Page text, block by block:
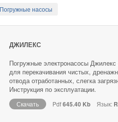
Погружные насосы
ДЖИЛЕКС
Погружные электронасосы
для перекачивания чистых,
отвода отработанных, слегка
Инструкция по эксплуатации.
Скачать Pdf645.40 Kb Язык: